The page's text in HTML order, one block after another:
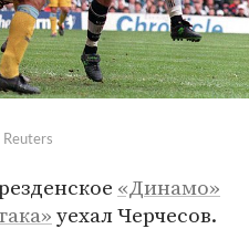
«Динамо»
уехал Черчесов.